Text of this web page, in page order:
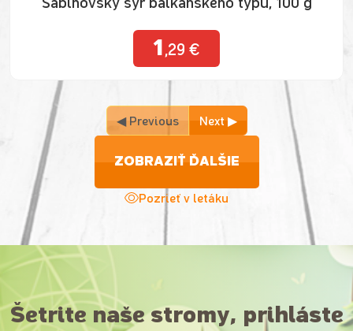
1 ,29 €
◀ Previous Next ▶
ZOBRAZIŤ ĎALŠIE
Pozrieť v letáku
Šetrite naše stromy, prihláste